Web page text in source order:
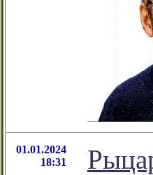
01.01.2024
18:31